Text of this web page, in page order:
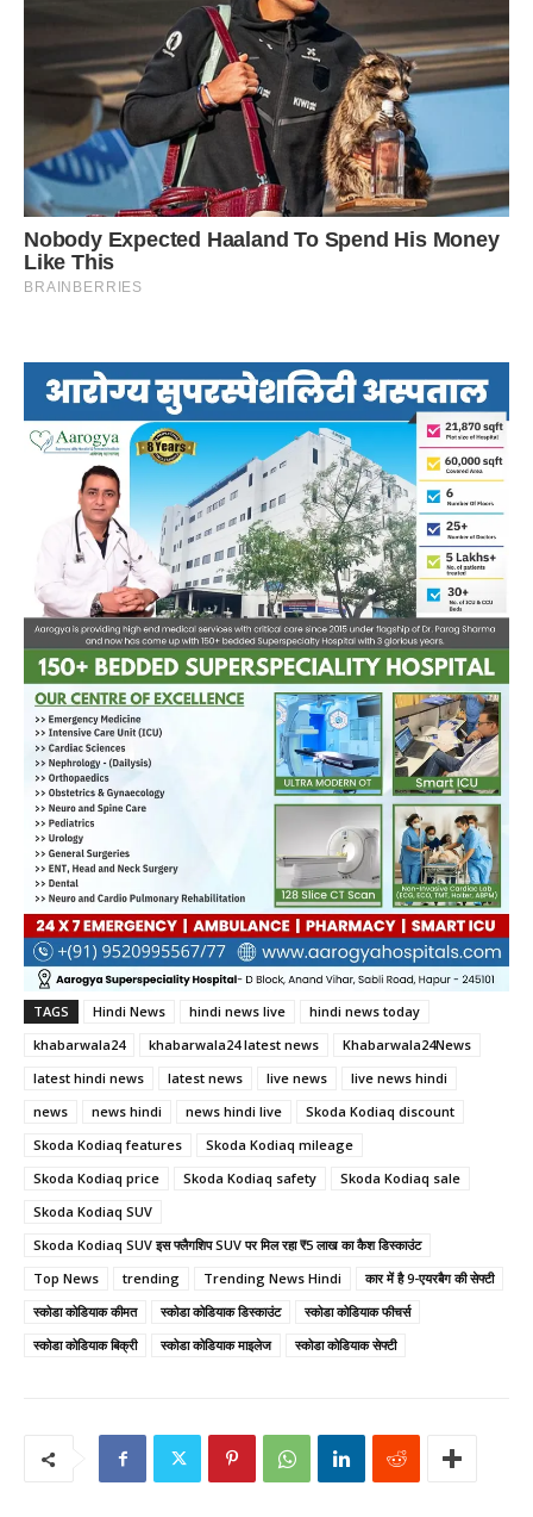
TAGS Hindi News hindi news live
hindi news today
khabarwala24
khabarwala24 latest news
Khabarwala24News
latest hindi news
latest news live news
live news hindi
news
news hindi news hindi live
Skoda Kodiaq discount
Skoda Kodiaq features
Skoda Kodiaq mileage
Skoda Kodiaq price
Skoda Kodiaq safety
Skoda Kodiaq sale
Skoda Kodiaq SUV
Skoda Kodiaq SUV इस फ्लैगशिप SUV पर मिल रहा ₹5 लाख का कैश डिस्काउंट
Top News
trending Trending News Hindi
कार में है 9-एयरबैग की सेफ्टी
स्कोडा कोडियाक कीमत
स्कोडा कोडियाक डिस्काउंट
स्कोडा कोडियाक फीचर्स
स्कोडा कोडियाक बिक्री
स्कोडा कोडियाक माइलेज स्कोडा कोडियाक सेफ्टी